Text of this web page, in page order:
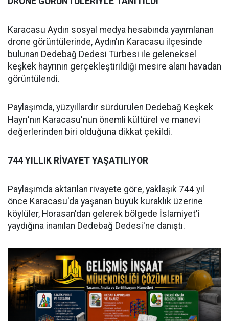
Karacasu Aydın sosyal medya hesabında yayımlanan
drone görüntülerinde, Aydın'ın Karacasu ilçesinde
bulunan Dedebağ Dedesi Türbesi ile geleneksel
keşkek hayrının gerçekleştirildiği mesire alanı havadan
görüntülendi.
Paylaşımda, yüzyıllardır sürdürülen Dedebağ Keşkek
Hayrı'nın Karacasu'nun önemli kültürel ve manevi
değerlerinden biri olduğuna dikkat çekildi.
744 YILLIK RİVAYET YAŞATILIYOR
Paylaşımda aktarılan rivayete göre, yaklaşık 744 yıl
önce Karacasu'da yaşanan büyük kuraklık üzerine
köylüler, Horasan'dan gelerek bölgede İslamiyet'i
yaydığına inanılan Dedebağ Dedesi'ne danıştı.